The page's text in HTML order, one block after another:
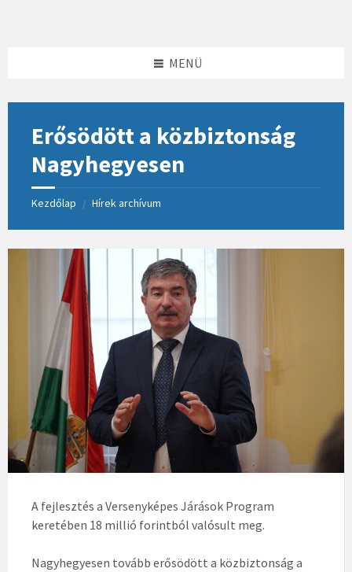
MENÜ
Erősödött a közbiztonság
Nagyhegyesen
Kezdőlap / Hírek archívum
A fejlesztés a Versenyképes Járások Program
keretében 18 millió forintból valósult meg.
Nagyhegyesen tovább erősödött a közbiztonság a